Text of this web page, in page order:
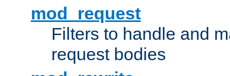
mod_request
Filters to handle and
request bodies